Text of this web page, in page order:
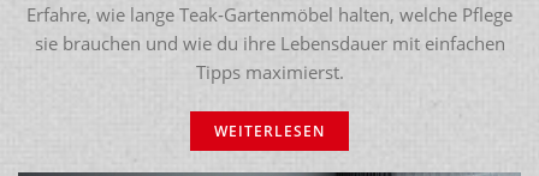
Erfahre, wie lange Teak‑Gartenmöbel halten, welche Pflege
sie brauchen und wie du ihre Lebensdauer mit einfachen
Tipps maximierst.
WEITERLESEN